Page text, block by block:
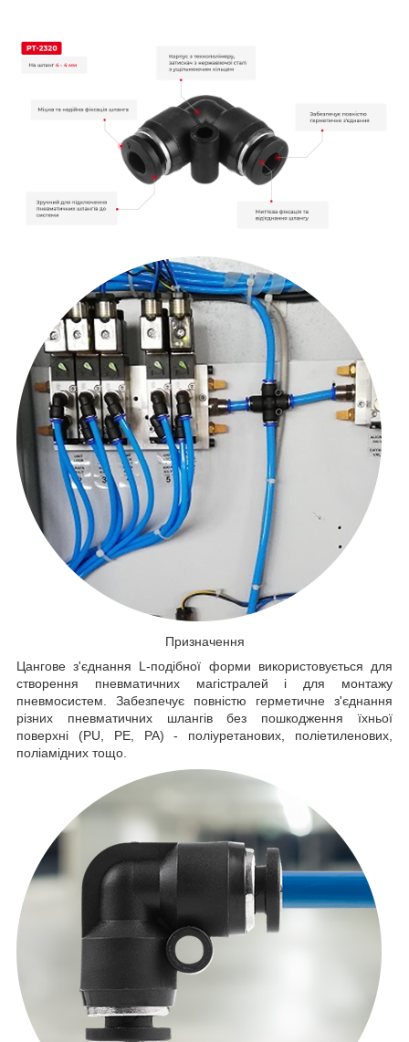
Призначення
Цангове з'єднання L-подібної форми використовується для
створення пневматичних магістралей і для монтажу
пневмосистем. Забезпечує повністю герметичне з'єднання
різних пневматичних шлангів без пошкодження їхньої
поверхні (PU, PE, PA) - поліуретанових, поліетиленових,
поліамідних тощо.